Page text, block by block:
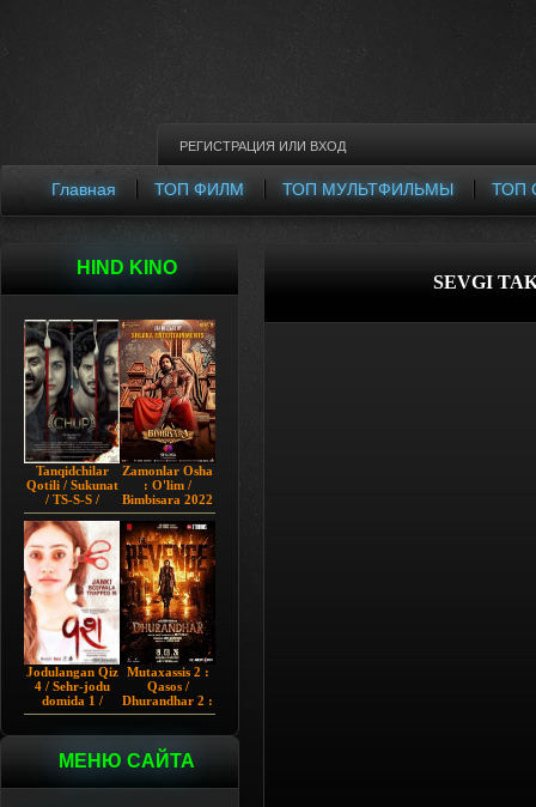
РЕГИСТРАЦИЯ ИЛИ ВХОД
ТОП
ТОП МУЛЬТФИЛЬМЫ
ТОП ФИЛМ
Главная
HIND KINO
Tanqidchilar
Qotili / Sukunat
/ TS-S-S /
Jimjitlik
Ortidagi Sir /
Chup 2022 HD
Hind kino
Zamonlar Osha
: O'lim /
Bimbisara 2022
Hind kino
Uzbek tilida
Jodulangan Qiz
4 / Sehr-jodu
domida 1 /
Egallangan 1 /
Hind kino
Uzbek tilida
Mutaxassis 2 :
Qasos /
Dhurandhar 2 :
Intiqom 2026
МЕНЮ САЙТА
SEVGI